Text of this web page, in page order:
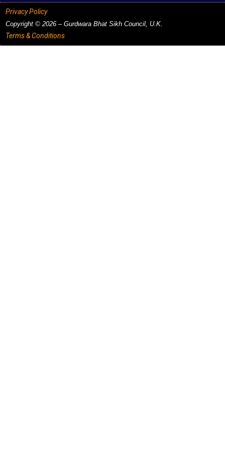
Privacy Policy
Copyright © 2026 – Gurdwara Bhat Sikh Council, U.K.
Terms & Conditions